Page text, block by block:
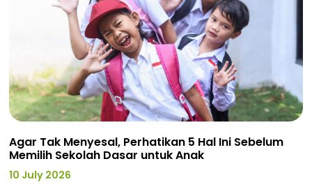
Agar Tak Menyesal, Perhatikan 5 Hal Ini Sebelum
Memilih Sekolah Dasar untuk Anak
10 July 2026